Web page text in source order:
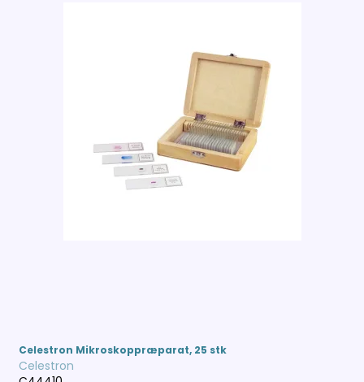
Celestron Mikroskoppræparat, 25 stk
Celestron